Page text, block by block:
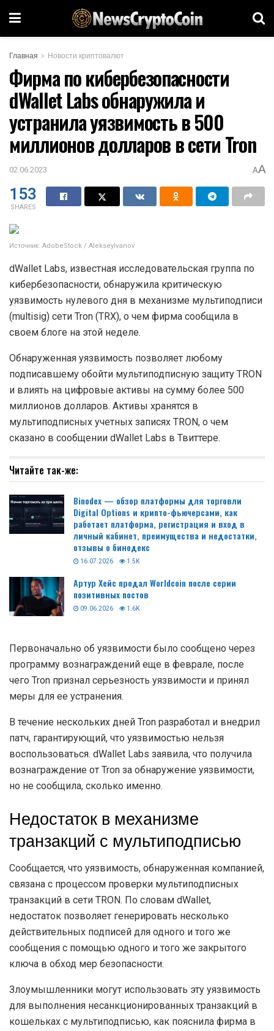
Главная Новости криптовалют
Фирма по кибербезопасности
dWallet Labs обнаружила и
устранила уязвимость в 500
миллионов долларов в сети Tron
02.06.2023 AA
153
SHARES
Источник: AdobeStock / AlekseyIvanov
dWallet Labs, известная исследовательская группа по
кибербезопасности, обнаружила критическую
уязвимость нулевого дня в механизме мультиподписи
(multisig) сети Tron (TRX), о чем фирма сообщила в
своем блоге на этой неделе.
Обнаруженная уязвимость позволяет любому
подписавшему обойти мультиподписную защиту TRON
и влиять на цифровые активы на сумму более 500
миллионов долларов. Активы хранятся в
мультиподписных учетных записях TRON, о чем
сказано в сообщении dWallet Labs в Твиттере.
Читайте так-же:
Binodex — обзор платформы для торговли
Digital Options и крипто-фьючерсами, как
работает платформа, регистрация и вход в
личный кабинет, преимущества и недостатки,
отзывы о бинодекс
16.07.2026 1.5K
Артур Хейс продал Worldcoin после серии
позитивных постов
09.06.2026 1.6K
Первоначально об уязвимости было сообщено через
программу вознаграждений еще в феврале, после
чего Tron признал серьезность уязвимости и принял
меры для ее устранения.
В течение нескольких дней Tron разработал и внедрил
патч, гарантирующий, что уязвимостью нельзя
воспользоваться. dWallet Labs заявила, что получила
вознаграждение от Tron за обнаружение уязвимости,
но не сообщила, сколько именно.
Недостаток в механизме
транзакций с мультиподписью
Сообщается, что уязвимость, обнаруженная компанией,
связана с процессом проверки мультиподписных
транзакций в сети TRON. По словам dWallet,
недостаток позволяет генерировать несколько
действительных подписей для одного и того же
сообщения с помощью одного и того же закрытого
ключа в обход мер безопасности.
Злоумышленники могут использовать эту уязвимость
для выполнения несанкционированных транзакций в
кошельках с мультиподписью, как пояснила фирма в